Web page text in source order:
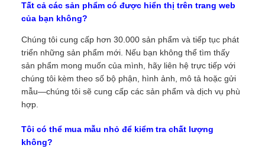
Tất cả các sản phẩm có được hiển thị trên trang web
của bạn không?
Chúng tôi cung cấp hơn 30.000 sản phẩm và tiếp tục phát
triển những sản phẩm mới. Nếu bạn không thể tìm thấy
sản phẩm mong muốn của mình, hãy liên hệ trực tiếp với
chúng tôi kèm theo số bộ phận, hình ảnh, mô tả hoặc gửi
mẫu—chúng tôi sẽ cung cấp các sản phẩm và dịch vụ phù
hợp.
Tôi có thể mua mẫu nhỏ để kiểm tra chất lượng
không?